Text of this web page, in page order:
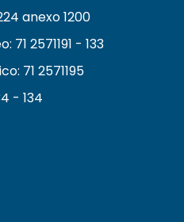
anexo 1200
2571191 - 133
71 2571195
- 134